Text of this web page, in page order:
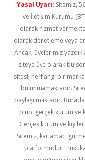
Yasal Uyarı: Sitemiz,
ve İletişim Kurumu
olarak hizmet
olarak denetleme veya
Ancak, üyelerimiz
siteye üye olarak bu
sitesi, herhangi bir
bulunmamaktadır.
paylaşılmaktadır.
olup, gerçek kurum ve
Gerçek kurum ve
Sitemiz, kar amacı
platformudur.